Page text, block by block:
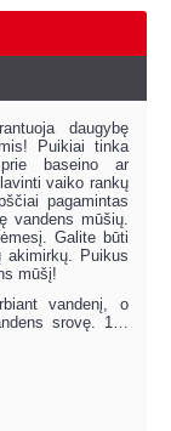
daugybę
Puikiai tinka
baseino ar
vaiko rankų
pagamintas
vandens mūšių.
Galite būti
Puikus
mūšį!
vandenį, o
srovę. 1…